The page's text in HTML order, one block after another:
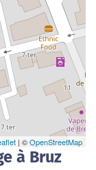
| ©OpenStreetMap
à Bruz